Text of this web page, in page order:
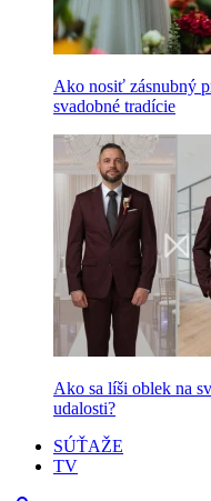
Ako nosiť zásnubný
svadobné tradície
Ako sa líši oblek na
udalosti?
SÚŤAŽE
TV